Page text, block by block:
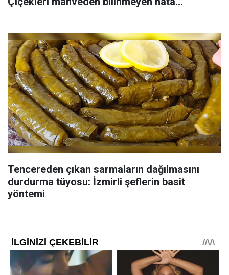
Tencereden çıkan sarmaların dağılmasını
durdurma tüyosu: İzmirli şeflerin basit
yöntemi